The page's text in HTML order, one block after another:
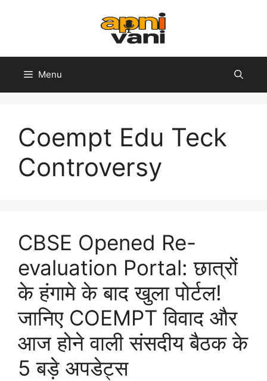
Menu
Coempt Edu Teck
Controversy
CBSE Opened Re-
evaluation Portal: छात्रों
के हंगामे के बाद खुला पोर्टल!
जानिए COEMPT विवाद और
आज होने वाली संसदीय बैठक के
5 बड़े अपडेट्स